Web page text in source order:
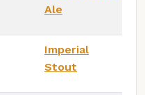
Ale
Imperial
Stout